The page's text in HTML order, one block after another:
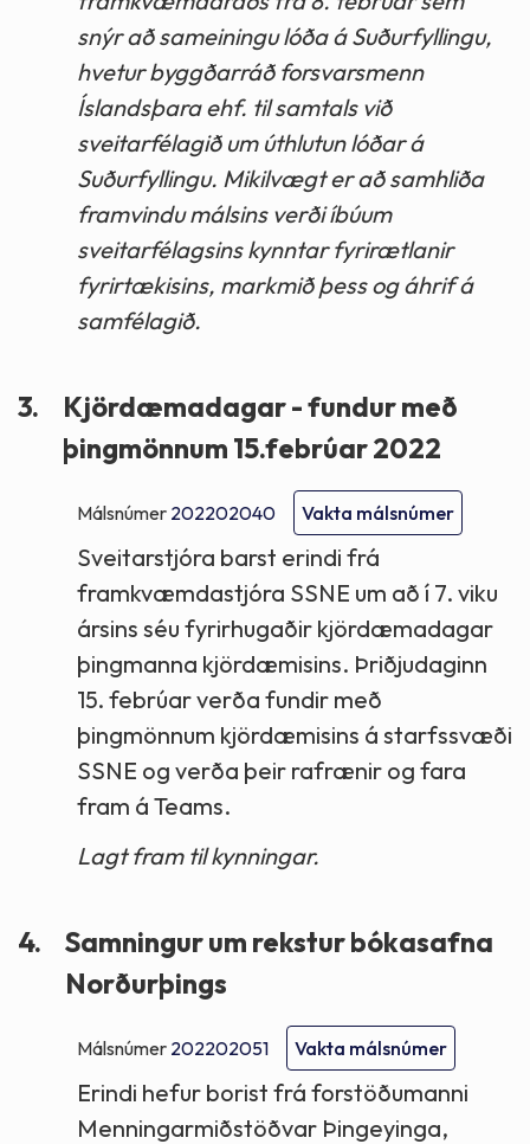
snýr að sameiningu lóða á Suðurfyllingu,
hvetur byggðarráð forsvarsmenn
Íslandsþara ehf. til samtals við
sveitarfélagið um úthlutun lóðar á
Suðurfyllingu. Mikilvægt er að samhliða
framvindu málsins verði íbúum
sveitarfélagsins kynntar fyrirætlanir
fyrirtækisins, markmið þess og áhrif á
samfélagið.
3.
Kjördæmadagar - fundur með
þingmönnum 15.febrúar 2022
Málsnúmer 202202040 Vakta málsnúmer
Sveitarstjóra barst erindi frá
framkvæmdastjóra SSNE um að í 7. viku
ársins séu fyrirhugaðir kjördæmadagar
þingmanna kjördæmisins. Þriðjudaginn
15. febrúar verða fundir með
þingmönnum kjördæmisins á starfssvæði
SSNE og verða þeir rafrænir og fara
fram á Teams.
Lagt fram til kynningar.
4.
Samningur um rekstur bókasafna
Norðurþings
Málsnúmer 202202051 Vakta málsnúmer
Erindi hefur borist frá forstöðumanni
Menningarmiðstöðvar Þingeyinga,